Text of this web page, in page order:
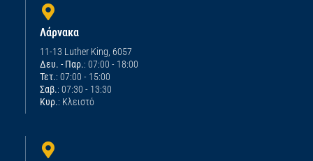
Λάρνακα
11-13 Luther King, 6057
Δευ. - Παρ.: 07:00 - 18:00
Τετ.: 07:00 - 15:00
Σαβ.: 07:30 - 13:30
Κυρ.: Κλειστό